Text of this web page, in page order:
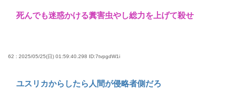
死んでも迷惑かける糞害虫やし総力を上げて殺せ
62 : 2025/05/25(日) 01:59:40.298 ID:7tvpgdW1i
ユスリカからしたら人間が侵略者側だろ